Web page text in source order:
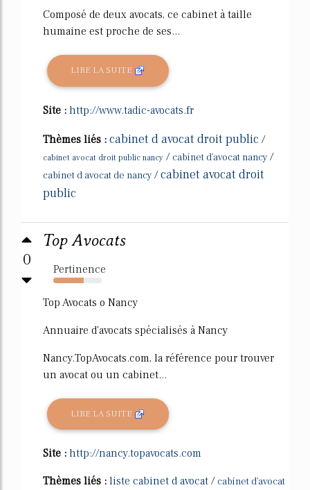
Composé de deux avocats, ce cabinet à taille
humaine est proche de ses...
LIRE LA SUITE
Site : http://www.tadic-avocats.fr
Thèmes liés : cabinet d avocat droit public /
cabinet avocat droit public nancy / cabinet d'avocat nancy /
cabinet d avocat de nancy /cabinet avocat droit
public
0
Top Avocats
Pertinence
63%
Top Avocats o Nancy
Annuaire d'avocats spécialisés à Nancy
Nancy.TopAvocats.com, la référence pour trouver
un avocat ou un cabinet...
LIRE LA SUITE
Site : http://nancy.topavocats.com
Thèmes liés : liste cabinet d avocat / cabinet d'avocat